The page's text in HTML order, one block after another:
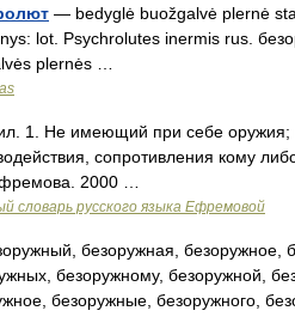
— bedyglė buožgalvė plernė
lot. Psychrolutes inermis rus.
plernės …
1. Не имеющий при себе оружия;
сопротивления кому
2000 …
словарь русского языка Ефремовой
безоружная, безоружное,
безоружному, безоружной,
безоружные, безоружного,